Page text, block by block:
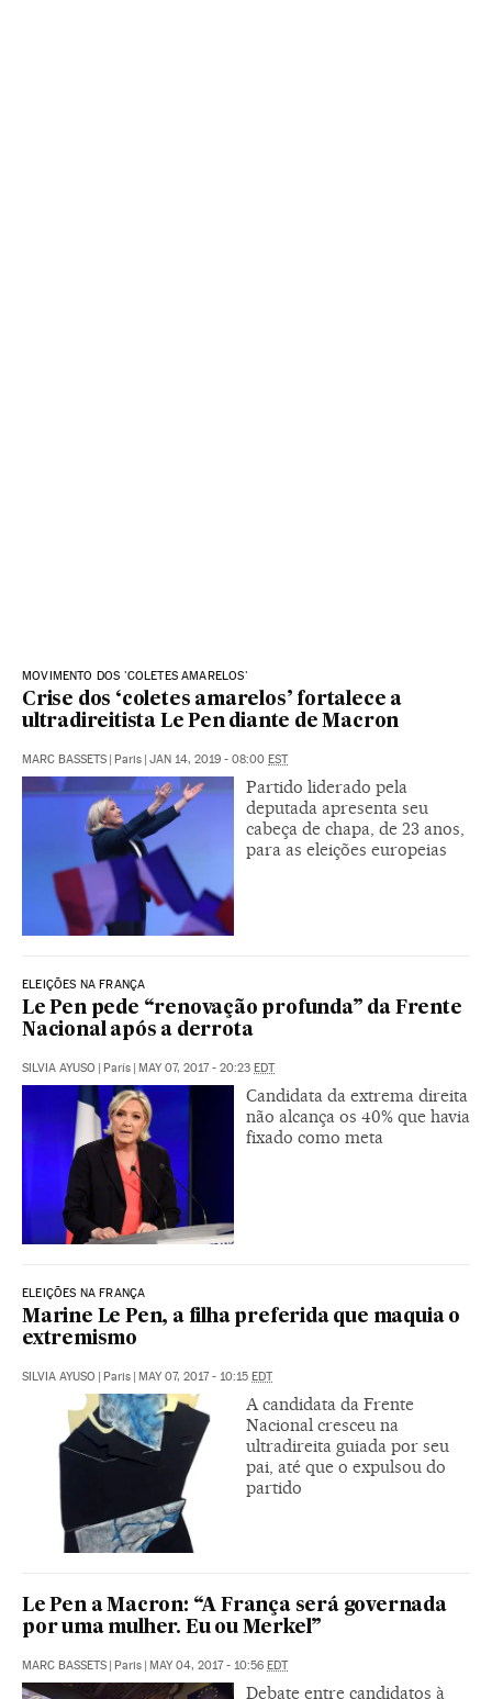
MOVIMENTO DOS 'COLETES AMARELOS'
Crise dos ‘coletes amarelos’ fortalece a
ultradireitista Le Pen diante de Macron
MARC BASSETS Paris JAN 14, 2019 - 08:00 EST
Partido liderado pela
deputada apresenta seu
cabeça de chapa, de 23 anos,
para as eleições europeias
ELEIÇÕES NA FRANÇA
Le Pen pede “renovação profunda” da Frente
Nacional após a derrota
SILVIA AYUSO París MAY 07, 2017 - 20:23 EDT
Candidata da extrema direita
não alcança os 40% que havia
fixado como meta
ELEIÇÕES NA FRANÇA
Marine Le Pen, a filha preferida que maquia o
extremismo
SILVIA AYUSO Paris MAY 07, 2017 - 10:15 EDT
A candidata da Frente
Nacional cresceu na
ultradireita guiada por seu
pai, até que o expulsou do
partido
Le Pen a Macron: “A França será governada
por uma mulher. Eu ou Merkel”
MARC BASSETS | Paris | MAY 04, 2017 - 10:56 EDT
Debate entre candidatos à